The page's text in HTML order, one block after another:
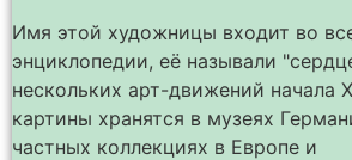
Имя этой художницы входит во
энциклопедии, её называли
нескольких арт-движений начала
картины хранятся в музеях
частных коллекциях в Европе и